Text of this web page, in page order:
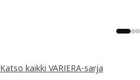
Katso kaikki VARIERA-sarja